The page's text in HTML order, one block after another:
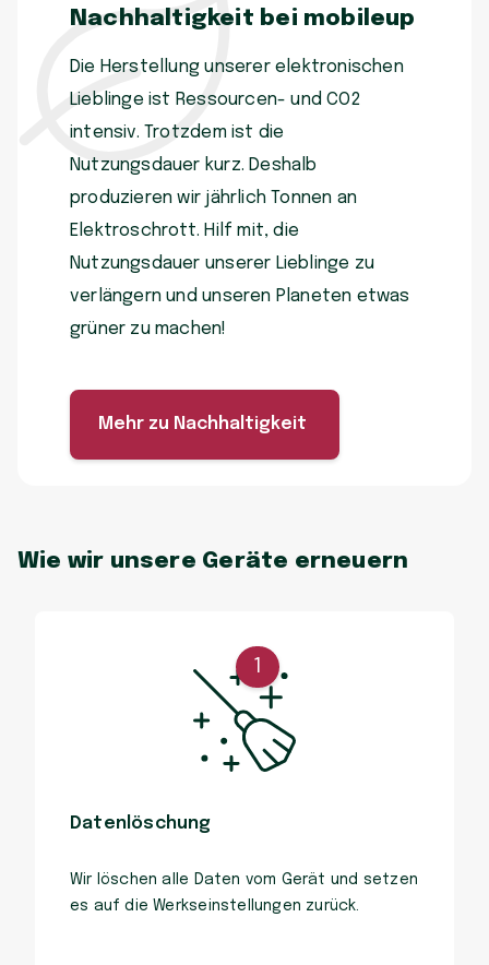
Nachhaltigkeit bei mobileup
Die Herstellung unserer elektronischen
Lieblinge ist Ressourcen- und CO2
intensiv. Trotzdem ist die
Nutzungsdauer kurz. Deshalb
produzieren wir jährlich Tonnen an
Elektroschrott. Hilf mit, die
Nutzungsdauer unserer Lieblinge zu
verlängern und unseren Planeten etwas
grüner zu machen!
Mehr zu Nachhaltigkeit
Wie wir unsere Geräte erneuern
Datenlöschung
Wir löschen alle Daten vom Gerät und setzen
es auf die Werkseinstellungen zurück.